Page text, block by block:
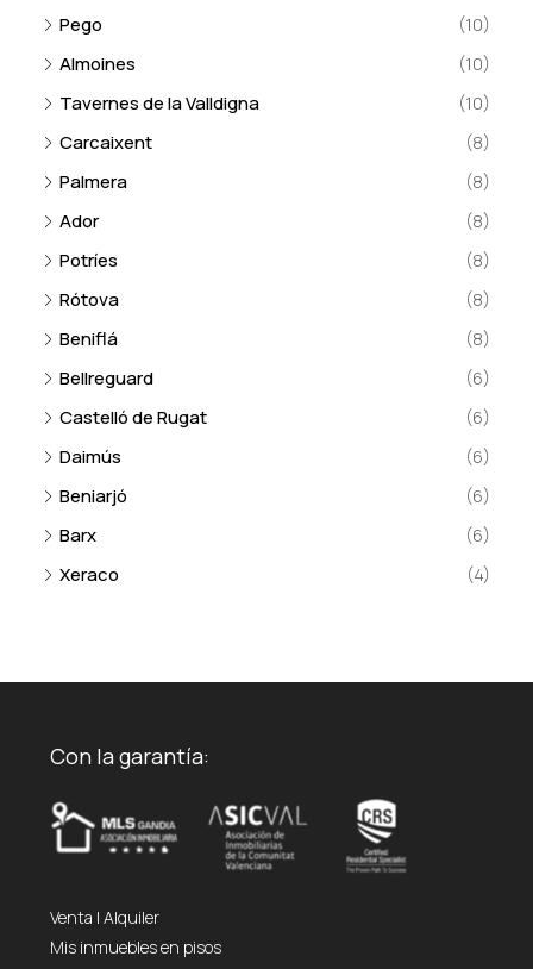
Pego
(10)
Almoines
(10)
Tavernes de la Valldigna
(10)
Carcaixent
(8)
Palmera
(8)
Ador
(8)
Potríes
(8)
Rótova
(8)
Beniflá
(8)
Bellreguard
(6)
Castelló de Rugat
(6)
Daimús
(6)
Beniarjó
(6)
Barx
(6)
Xeraco
(4)
Con la garantía:
Venta | Alquiler
Mis inmuebles en pisos